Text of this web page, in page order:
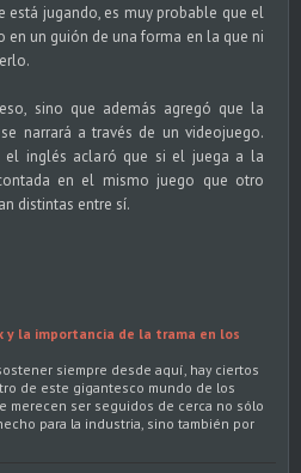
está jugando, es muy probable que el
en un guión de una forma en la que ni
sino que además agregó que la
narrará a través de un videojuego.
el inglés aclaró que si el juega a la
en el mismo juego que otro
distintas entre sí.
y la importancia de la trama en los
siempre desde aquí, hay ciertos
de este gigantesco mundo de los
merecen ser seguidos de cerca no sólo
para la industria, sino también por